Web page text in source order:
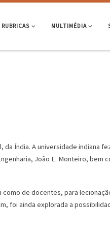
RUBRICAS MULTIMÉDIA
da Índia. A universidade indiana
João L. Monteiro, bem
de docentes, para
foi ainda explorada a